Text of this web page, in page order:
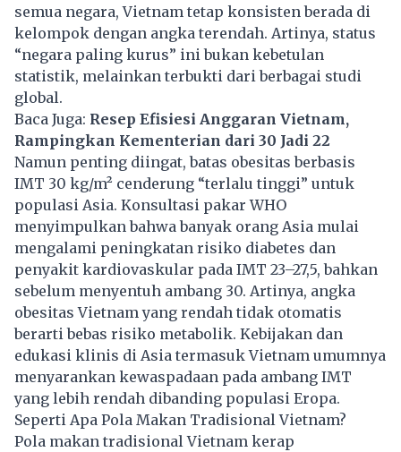
semua negara, Vietnam tetap konsisten berada di
kelompok dengan angka terendah. Artinya, status
“negara paling kurus” ini bukan kebetulan
statistik, melainkan terbukti dari berbagai studi
global.
Baca Juga: Resep Efisiesi Anggaran Vietnam,
Rampingkan Kementerian dari 30 Jadi 22
Namun penting diingat, batas obesitas berbasis
IMT 30 kg/m² cenderung “terlalu tinggi” untuk
populasi Asia. Konsultasi pakar WHO
menyimpulkan bahwa banyak orang Asia mulai
mengalami peningkatan risiko diabetes dan
penyakit kardiovaskular pada IMT 23–27,5, bahkan
sebelum menyentuh ambang 30. Artinya, angka
obesitas Vietnam yang rendah tidak otomatis
berarti bebas risiko metabolik. Kebijakan dan
edukasi klinis di Asia termasuk Vietnam umumnya
menyarankan kewaspadaan pada ambang IMT
yang lebih rendah dibanding populasi Eropa.
Seperti Apa Pola Makan Tradisional Vietnam?
Pola makan tradisional Vietnam kerap